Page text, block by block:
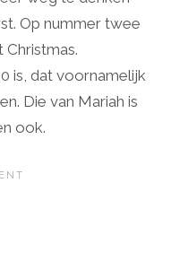
Op nummer twee
is, dat voornamelijk
Die van Mariah is
ook.